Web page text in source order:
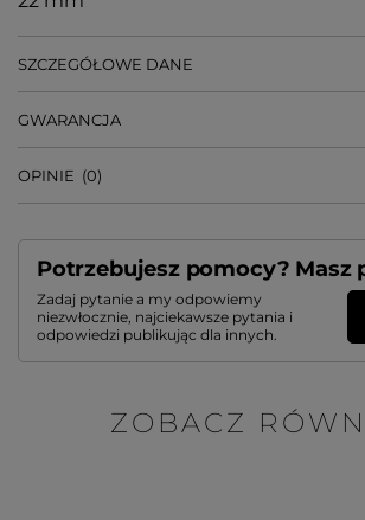
SZCZEGÓŁOWE DANE
GWARANCJA
OPINIE (0)
Potrzebujesz pomocy? Masz
Zadaj pytanie a my odpowiemy
niezwłocznie, najciekawsze pytania i
odpowiedzi publikując dla innych.
ZOBACZ